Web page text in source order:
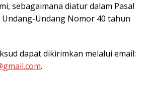
sebagaimana diatur dalam Pasal
Undang-Undang Nomor 40 tahun
dapat dikirimkan melalui email:
.